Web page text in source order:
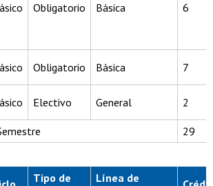
Obligatorio Básica 6
Obligatorio Básica 7
Electivo General 2
29
Tipo de
Línea de